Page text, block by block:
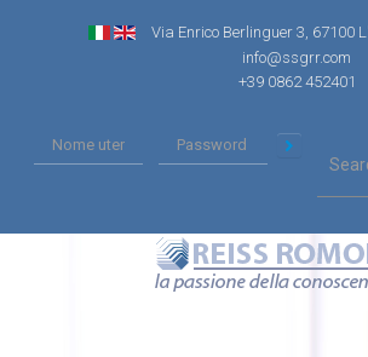
Via Enrico Berlinguer 3, 67100
info@ssgrr.com
+39 0862 452401